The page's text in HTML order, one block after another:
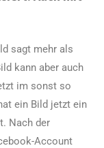
sagt mehr als
kann aber auch
im sonst so
ein Bild jetzt ein
Nach der
Account